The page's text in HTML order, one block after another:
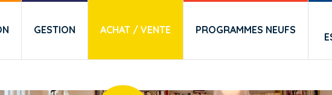
GESTION ACHAT / VENTE PROGRAMMES NEUFS